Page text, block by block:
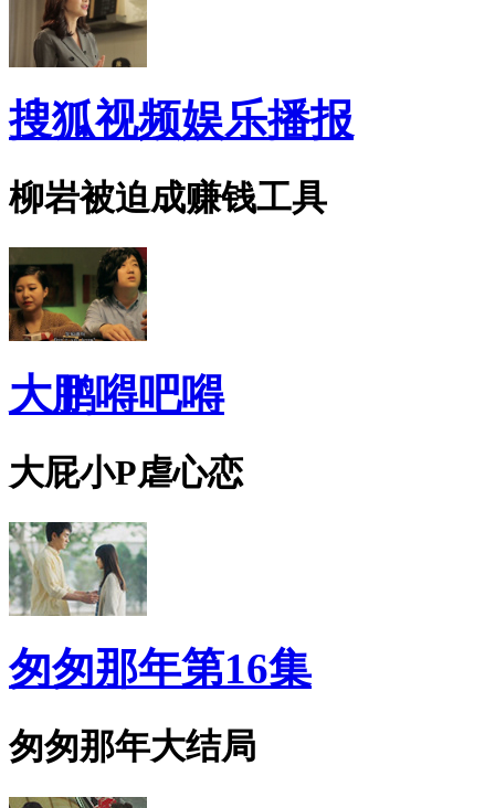
搜狐视频娱乐播报
柳岩被迫成赚钱工具
大鹏嘚吧嘚
大屁小P虐心恋
匆匆那年第16集
匆匆那年大结局